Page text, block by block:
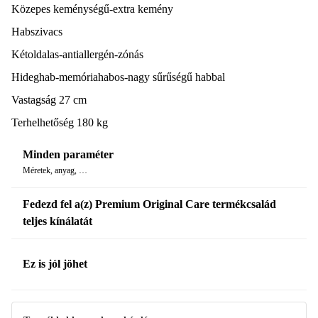
puha szálakkal.
Adatok:
Viscolastic + Viscosoft Foam + BioTherm: 4 cm
9 Pihenő zóna
antibakteriális rendszerrel rendelkezik. A matrac megerősített
kerülettel, speciális biztonsági varratokkal is rendelkezik a jobb
AirSense rendszerrel, ezenkívül kényelmes és alkalmazkodó
Strech 3D szövettel és deréktámasszal is.
anyagú, kiváló szellőzésű, nem tartja vissza a nedvességet és nem
Közepes keménységű-extra kemény
Habszivacs
Kétoldalas-antiallergén-zónás
Hideghab-memóriahabos-nagy sűrűségű habbal
Vastagság 27 cm
Terhelhetőség 180 kg
Minden paraméter
Méretek, anyag, …
Fedezd fel a(z) Premium Original Care termékcsalád
teljes kínálatát
Ez is jól jöhet